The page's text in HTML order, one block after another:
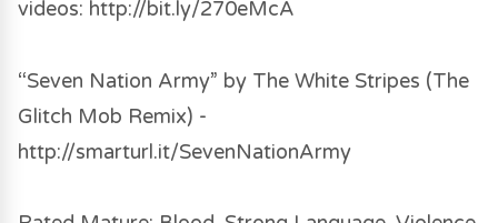
videos: http://bit.ly/270eMcA
“Seven Nation Army” by The White Stripes (The
Glitch Mob Remix) -
http://smarturl.it/SevenNationArmy